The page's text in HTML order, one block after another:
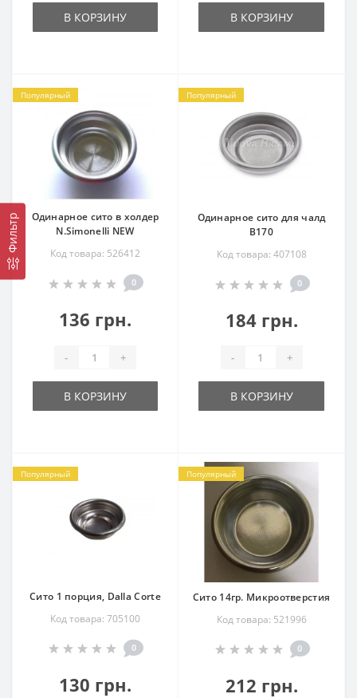
Фильтр
В КОРЗИНУ В КОРЗИНУ
Популярный
Одинарное сито в холдер
N.Simonelli NEW
Код товара: 526412
0
136 грн.
- +
В КОРЗИНУ
Популярный
Одинарное сито для чалд
B170
Код товара: 407108
0
184 грн.
- +
В КОРЗИНУ
Популярный
Сито 1 порция, Dalla Corte
Код товара: 705100
0
130 грн.
Популярный
Сито 14гр. Микроотверстия
Код товара: 521996
0
212 грн.